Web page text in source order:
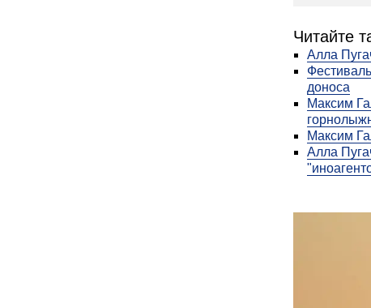
Читайте
Алла
доноса
Максим
Максим
Алла